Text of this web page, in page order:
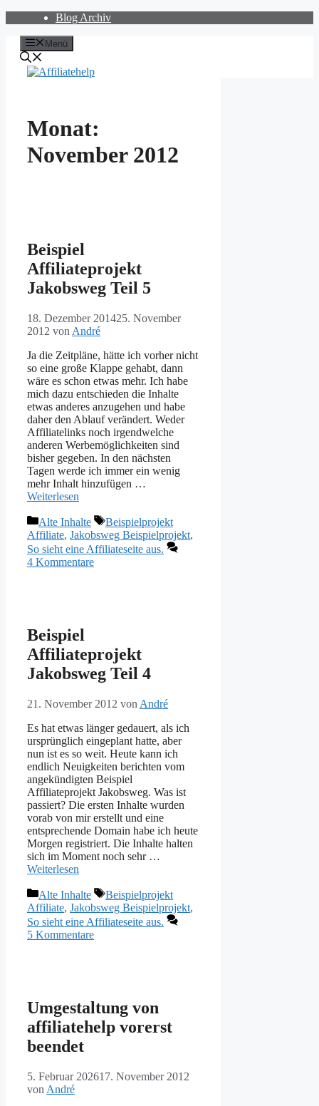
springen
Blog Archiv
Menü
Monat:
November 2012
Beispiel
Affiliateprojekt
Jakobsweg Teil 5
18. Dezember 201425. November
2012 von André
Ja die Zeitpläne, hätte ich vorher nicht
so eine große Klappe gehabt, dann
wäre es schon etwas mehr. Ich habe
mich dazu entschieden die Inhalte
etwas anderes anzugehen und habe
daher den Ablauf verändert. Weder
Affiliatelinks noch irgendwelche
anderen Werbemöglichkeiten sind
bisher gegeben. In den nächsten
Tagen werde ich immer ein wenig
mehr Inhalt hinzufügen …
Weiterlesen
Kategorien
Alte Inhalte Schlagwörter
Beispielprojekt
Affiliate, Jakobsweg Beispielprojekt,
So sieht eine Affiliateseite aus.
4 Kommentare
Beispiel
Affiliateprojekt
Jakobsweg Teil 4
21. November 2012 von André
Es hat etwas länger gedauert, als ich
ursprünglich eingeplant hatte, aber
nun ist es so weit. Heute kann ich
endlich Neuigkeiten berichten vom
angekündigten Beispiel
Affiliateprojekt Jakobsweg. Was ist
passiert? Die ersten Inhalte wurden
vorab von mir erstellt und eine
entsprechende Domain habe ich heute
Morgen registriert. Die Inhalte halten
sich im Moment noch sehr …
Weiterlesen
Kategorien
Alte Inhalte Schlagwörter
Beispielprojekt
Affiliate, Jakobsweg Beispielprojekt,
So sieht eine Affiliateseite aus.
5 Kommentare
Umgestaltung von
affiliatehelp vorerst
beendet
5. Februar 202617. November 2012
von André